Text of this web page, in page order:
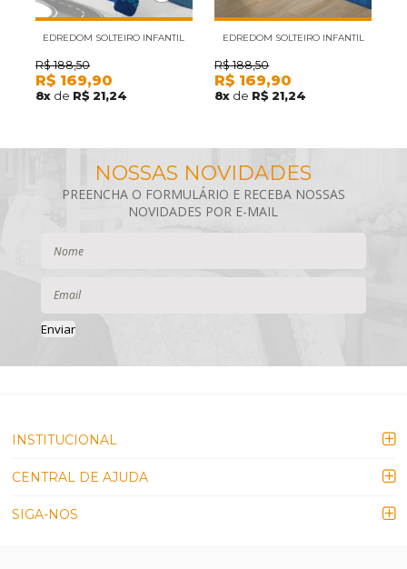
EDREDOM SOLTEIRO INFANTIL
DUPLA-FACE MICROFIBRA
MICKEY SOBRE RODAS LEPPER
R$ 188,50
R$ 169,90
8x de R$ 21,24
EDREDOM SOLTEIRO INFANTIL
LIGA DA JUSTIÇA II MICROFIBRA
LEPPER
R$ 188,50
R$ 169,90
8x de R$ 21,24
Enviar
INSTITUCIONAL
CENTRAL DE AJUDA
SIGA-NOS